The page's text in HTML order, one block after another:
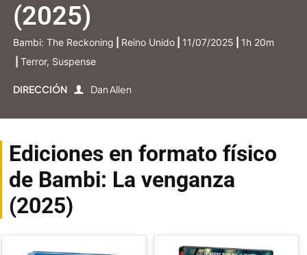
(2025)
Bambi: The Reckoning Reino Unido 11/07/2025
1h 20m
Terror, Suspense
DIRECCIÓN Dan Allen
Ediciones en formato físico
de Bambi: La venganza
(2025)